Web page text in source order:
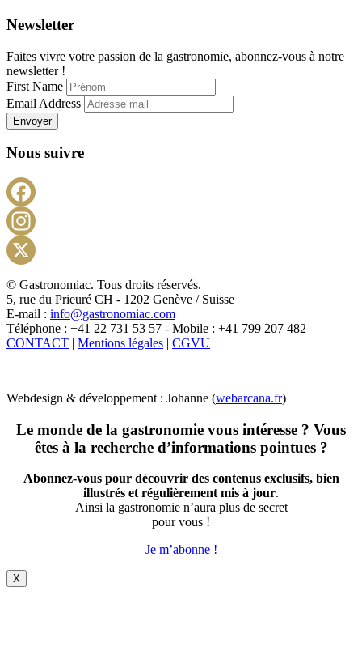
Newsletter
Faites vivre votre passion de la gastronomie, abonnez-vous à notre
newsletter !
First Name
Email Address
Envoyer
Nous suivre
X
© Gastronomiac. Tous droits réservés.
5, rue du Prieuré CH - 1202 Genève / Suisse
E-mail : info@gastronomiac.com
Téléphone : +41 22 731 53 57 - Mobile : +41 799 207 482
CONTACT | Mentions légales | CGVU
Webdesign & développement : Johanne (webarcana.fr)
Le monde de la gastronomie vous intéresse ? Vous
êtes à la recherche d’informations pointues ?
Abonnez-vous pour découvrir des contenus exclusifs, bien
illustrés et régulièrement mis à jour.
Ainsi la gastronomie n’aura plus de secret
pour vous !
Je m’abonne !
X